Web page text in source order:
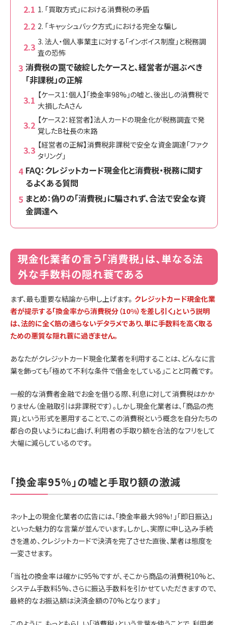
1. 「買取方式」における消費税の矛盾
2. 「キャッシュバック方式」における完全な騙し
3. 法人・個人事業主に対する「インボイス制度」と税務調
査の恐怖
消費税の罠で破綻したケースと、経営者が選ぶべき
「非課税」の正解
【ケース1：個人】「換金率98%」の嘘と、後出しの消費税で
大損したAさん
【ケース2：経営者】法人カードの現金化が税務調査で発
覚したB社長の末路
【経営者の正解】消費税非課税で安全な資金調達「ファク
タリング」
FAQ：クレジットカード現金化と消費税・税務に関す
るよくある質問
まとめ：偽りの「消費税」に騙されず、合法で安全な資
金調達へ
現金化業者の言う「消費税」は、単なる法
外な手数料の隠れ蓑である
まず、最も重要な結論から申し上げます。 クレジットカード現金化業
者が提示する「換金率から消費税分（10%）を差し引く」という説明
は、法的に全く筋の通らないデタラメであり、単に手数料を高く取る
ための悪質な隠れ蓑に過ぎません。
あなたがクレジットカード現金化業者を利用することは、どんなに言
葉を飾っても「極めて不利な条件で借金をしている」ことと同義です。
一般的な消費者金融でお金を借りる際、利息に対して消費税はかか
りません（金融取引は非課税です）。しかし現金化業者は、「商品の売
買」という形式を悪用することで、この消費税という概念を自分たちの
都合の良いようにねじ曲げ、利用者の手取り額を合法的なフリをして
大幅に減らしているのです。
「換金率95%」の嘘と手取り額の激減
ネット上の現金化業者の広告には、「換金率最大98%！」「即日振込」
といった魅力的な言葉が並んでいます。しかし、実際に申し込み手続
きを進め、クレジットカードで決済を完了させた直後、業者は態度を
一変させます。
「当社の換金率は確かに95%ですが、そこから商品の消費税10%と、
システム手数料5%、さらに振込手数料を引かせていただきますので、
最終的なお振込額は決済金額の70%となります」